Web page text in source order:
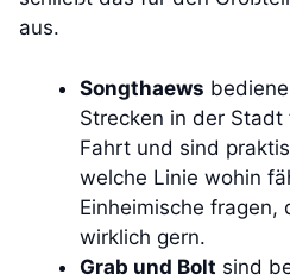
aus.
Songthaews
Strecken in der
Fahrt und sind
welche Linie wohin
Einheimische fragen,
wirklich gern.
Grab und Bolt sind